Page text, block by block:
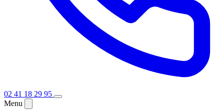
02 41 18 29 95
Menu